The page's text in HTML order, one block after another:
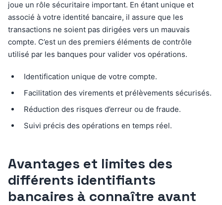
joue un rôle sécuritaire important. En étant unique et
associé à votre identité bancaire, il assure que les
transactions ne soient pas dirigées vers un mauvais
compte. C’est un des premiers éléments de contrôle
utilisé par les banques pour valider vos opérations.
Identification unique de votre compte.
Facilitation des virements et prélèvements sécurisés.
Réduction des risques d’erreur ou de fraude.
Suivi précis des opérations en temps réel.
Avantages et limites des
différents identifiants
bancaires à connaître avant